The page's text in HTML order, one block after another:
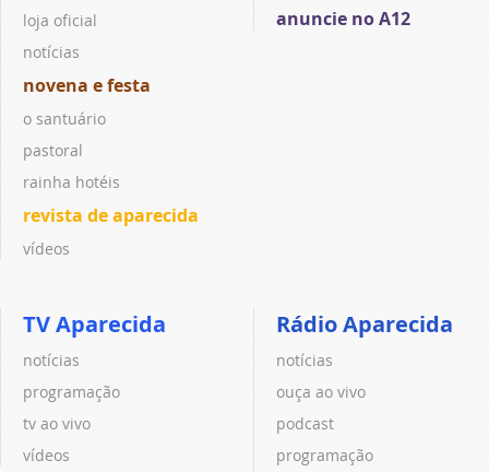
loja oficial
notícias
novena e festa
o santuário
pastoral
rainha hotéis
revista de aparecida
vídeos
anuncie no A12
TV Aparecida
notícias
programação
tv ao vivo
vídeos
Rádio Aparecida
notícias
ouça ao vivo
podcast
programação